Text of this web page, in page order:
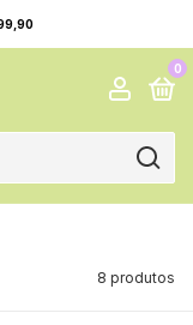
0
8 produtos